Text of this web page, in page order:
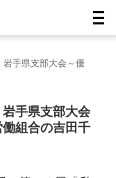
岩手県支部大会～優
県支部大会～優勝……
手県支部大会
組合の吉田千